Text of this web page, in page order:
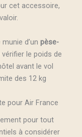
cet accessoire,
d’un pèse-
vérifier le poids de
avant le vol
des 12 kg
pour Air France
pour tout
à considérer